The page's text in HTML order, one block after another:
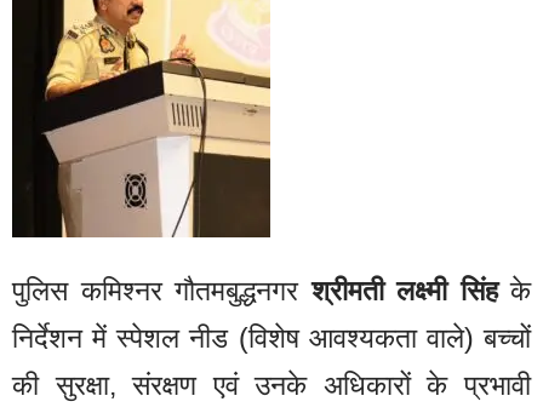
पुलिस कमिश्नर गौतमबुद्धनगरश्रीमती लक्ष्मी सिंहके
निर्देशन में स्पेशल नीड (विशेष आवश्यकता वाले) बच्चों
की सुरक्षा, संरक्षण एवं उनके अधिकारों के प्रभावी